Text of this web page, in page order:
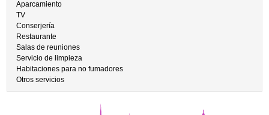
Aparcamiento
TV
Conserjería
Restaurante
Salas de reuniones
Servicio de limpieza
Habitaciones para no fumadores
Otros servicios